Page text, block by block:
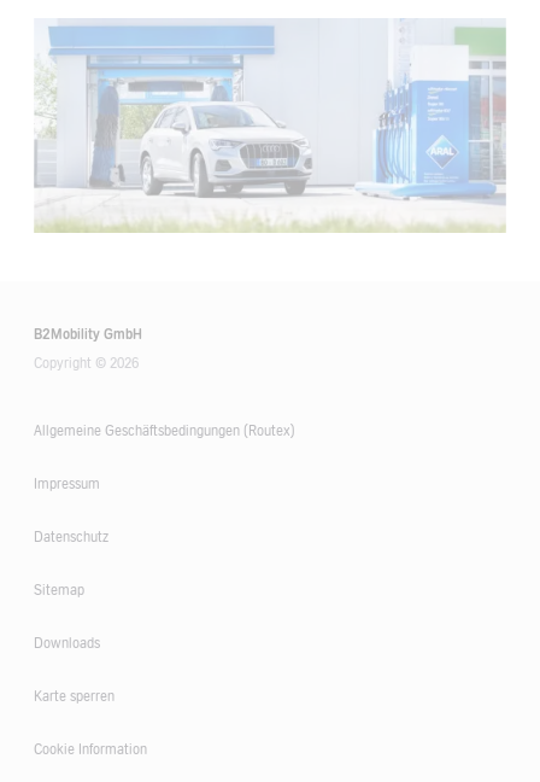
B2Mobility GmbH
Copyright © 2026
Allgemeine Geschäftsbedingungen (Routex)
Impressum
Datenschutz
Sitemap
Downloads
Karte sperren
Cookie Information